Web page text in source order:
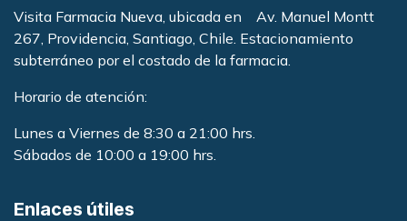
Visita Farmacia Nueva, ubicada en Av. Manuel Montt
267, Providencia, Santiago, Chile. Estacionamiento
subterráneo por el costado de la farmacia.
Horario de atención:
Lunes a Viernes de 8:30 a 21:00 hrs.
Sábados de 10:00 a 19:00 hrs.
Enlaces útiles